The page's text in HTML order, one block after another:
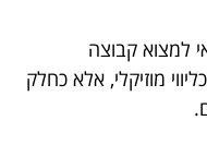
למצוא קבוצה
מוזיקלי, אלא כחלק